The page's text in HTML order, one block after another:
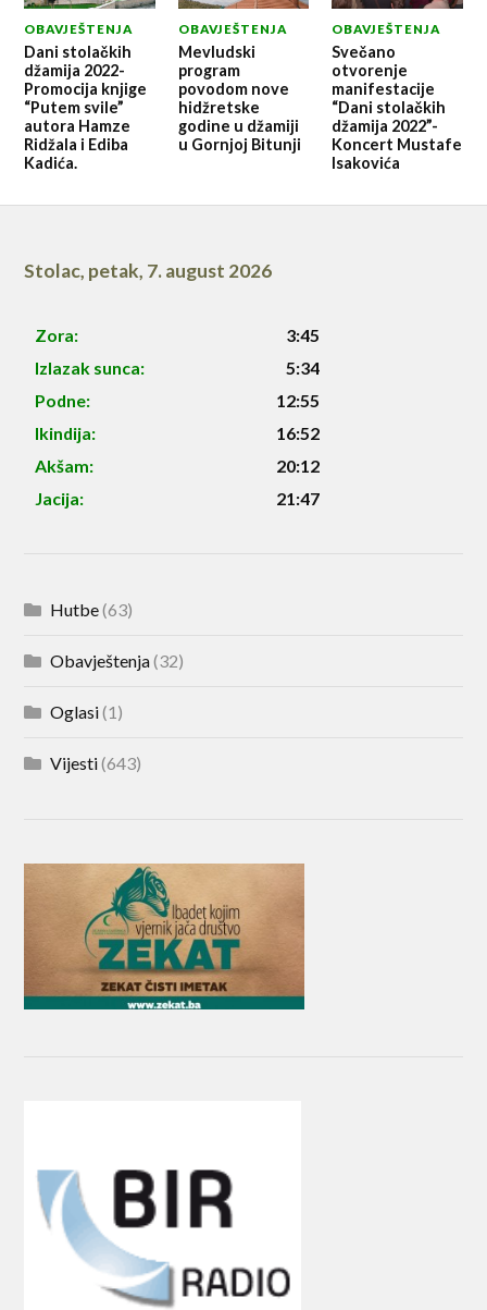
OBAVJEŠTENJA
Dani stolačkih
džamija 2022-
Promocija knjige
“Putem svile”
autora Hamze
Ridžala i Ediba
Kadića.
OBAVJEŠTENJA
Mevludski
program
povodom nove
hidžretske
godine u džamiji
u Gornjoj Bitunji
OBAVJEŠTENJA
Svečano
otvorenje
manifestacije
“Dani stolačkih
džamija 2022”-
Koncert Mustafe
Isakovića
Stolac, petak, 7. august 2026
Zora:
3:45
Izlazak sunca:
5:34
Podne:
12:55
Ikindija:
16:52
Akšam:
20:12
Jacija:
21:47
Hutbe(63)
Obavještenja(32)
Oglasi(1)
Vijesti(643)